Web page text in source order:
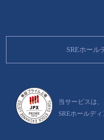
SREホール
当サービスは
SREホールデ